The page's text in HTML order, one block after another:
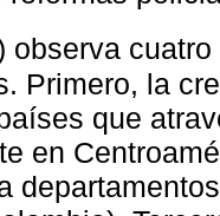
observa
Primero, la
que
en